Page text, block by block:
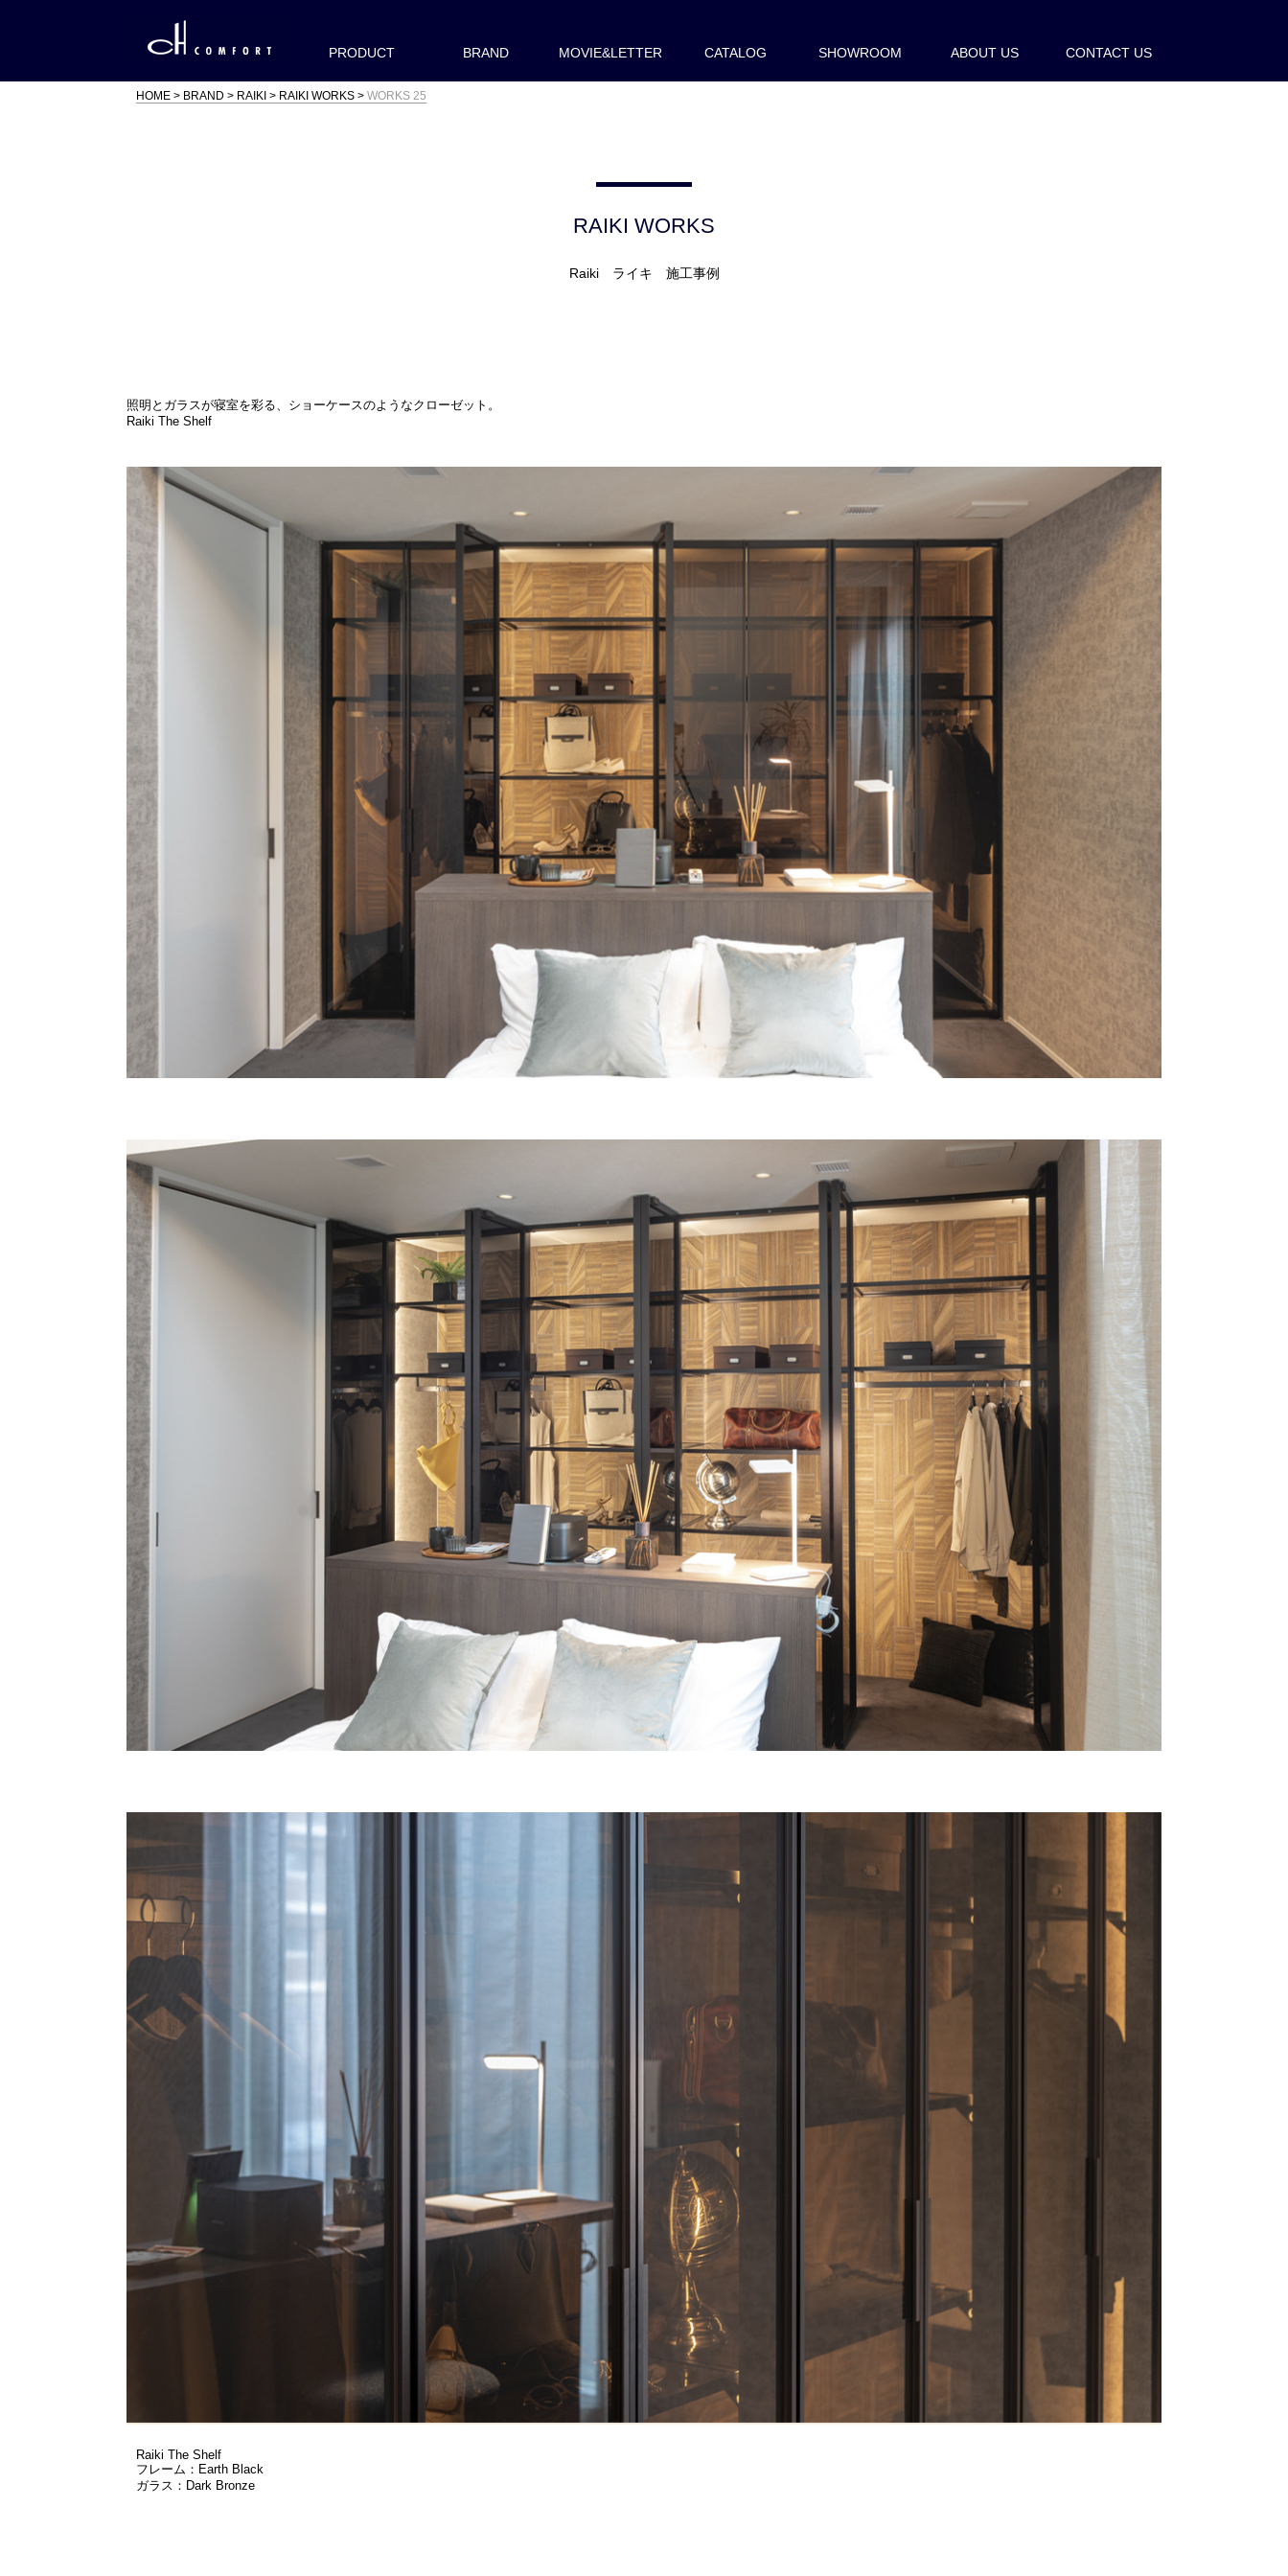
PRODUCT BRAND MOVIE&LETTER CATALOG SHOWROOM ABOUT US CONTACT US
HOME BRAND RAIKI RAIKI WORKS WORKS 25
RAIKI WORKS
Raiki ライキ 施工事例
照明とガラスが寝室を彩る、ショーケースのようなクローゼット。
Raiki The Shelf
Raiki The Shelf
フレーム：Earth Black
ガラス：Dark Bronze